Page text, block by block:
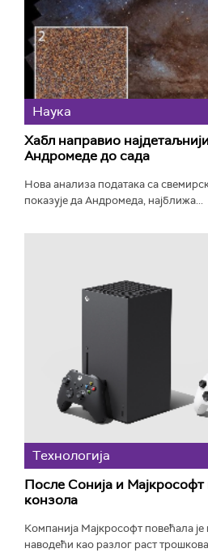
Наука
Хабл направио
Андромеде до сада
Нова анализа података са
показује да Андромеда, најближа...
Технологијa
После Сонија и
конзола
Компанија Мајкрософт повећала
наводећи као разлог раст